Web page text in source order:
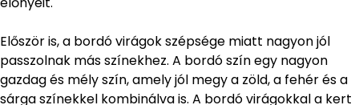
Először is, a bordó virágok szépsége miatt nagyon jól
passzolnak más színekhez. A bordó szín egy nagyon
gazdag és mély szín, amely jól megy a zöld, a fehér és a
sárga színekkel kombinálva is. A bordó virágokkal a kert